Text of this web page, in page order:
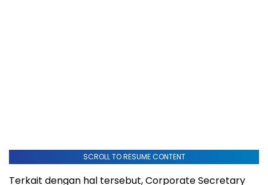
SCROLL TO RESUME CONTENT
Terkait dengan hal tersebut, Corporate Secretary